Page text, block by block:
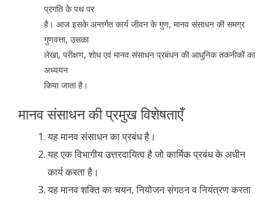
प्रगति के पथ पर
है। आज इसके अन्तर्गत कार्य जीवन के गुण, मानव संसाधन की समग्र
गुणवत्ता, उसका
लेखा, परीक्षण, शोध एवं मानव संसाधन प्रबंधन की आधुनिक तकनीकों का
अध्ययन
किया जाता है।
मानव संसाधन की प्रमुख विशेषताएँ
यह मानव संसाधन का प्रबंध है।
यह एक विभागीय उत्तरदायित्व है जो कार्मिक प्रबंध के अधीन
कार्य करता है।
यह मानव शक्ति का चयन, नियोजन संगठन व नियंत्रण करता